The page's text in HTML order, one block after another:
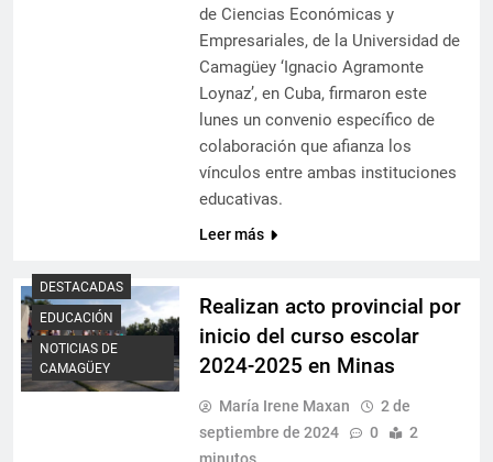
de Ciencias Económicas y
Empresariales, de la Universidad de
Camagüey ‘Ignacio Agramonte
Loynaz’, en Cuba, firmaron este
lunes un convenio específico de
colaboración que afianza los
vínculos entre ambas instituciones
educativas.
Leer más
DESTACADAS
EDUCACIÓN
NOTICIAS DE
CAMAGÜEY
Realizan acto provincial por
inicio del curso escolar
2024-2025 en Minas
María Irene Maxan
2 de
septiembre de 2024
0
2